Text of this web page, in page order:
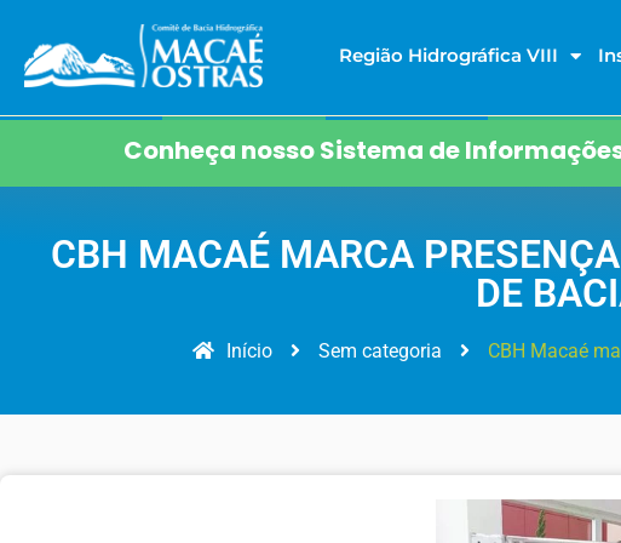
Região Hidrográfica VIII
Conheça nosso Sistema de
CBH MACAÉ MARCA
DE
Início Sem categoria CBH Macaé